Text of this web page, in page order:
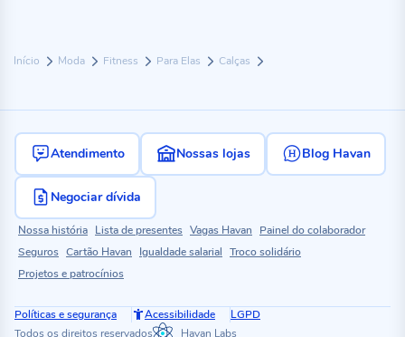
Início Moda Fitness Para Elas Calças
Atendimento Nossas lojas Blog Havan
Negociar dívida
Nossa história Lista de presentes Vagas Havan
Painel do colaborador
Seguros Cartão Havan Igualdade salarial Troco solidário
Projetos e patrocínios
Políticas e segurança Acessibilidade
LGPD
Todos os direitos reservados
Havan Labs